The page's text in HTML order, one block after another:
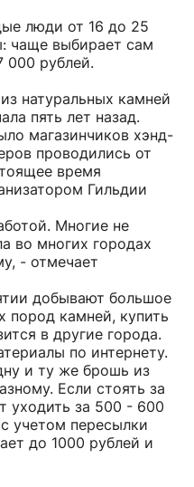
люди от 16 до 25
чаще выбирает сам
000 рублей.
натуральных камней
пять лет назад.
магазинчиков хэнд-
проводились от
время
Гильдии
Многие не
во многих городах
- отмечает
добывают большое
пород камней, купить
в другие города.
по интернету.
и ту же брошь из
Если стоять за
уходить за 500 - 600
учетом пересылки
до 1000 рублей и